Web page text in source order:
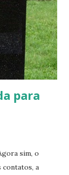
para
sim, o
contatos, a